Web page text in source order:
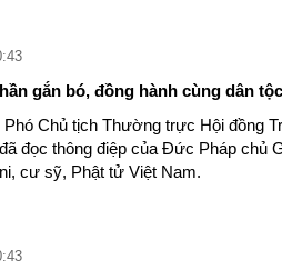
gắn bó, đồng hành cùng dân tộc
Chủ tịch Thường trực Hội đồng
đọc thông điệp của Đức Pháp chủ
cư sỹ, Phật tử Việt Nam.